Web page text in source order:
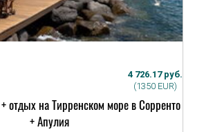
4 726.17 руб.
(1350 EUR)
отдых на Тирренском море в Сорренто
+ Апулия